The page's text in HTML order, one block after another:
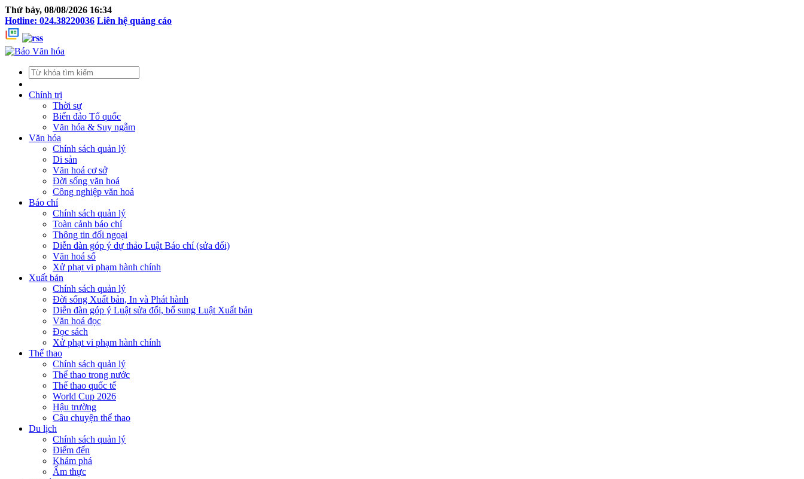
Thứ bảy, 08/08/2026 16:34
Hotline: 024.38220036 Liên hệ quảng cáo
Chính trị
Thời sự
Biển đảo Tổ quốc
Văn hóa & Suy ngẫm
Văn hóa
Chính sách quản lý
Di sản
Văn hoá cơ sở
Đời sống văn hoá
Công nghiệp văn hoá
Báo chí
Chính sách quản lý
Toàn cảnh báo chí
Thông tin đối ngoại
Diễn đàn góp ý dự thảo Luật Báo chí (sửa đổi)
Văn hoá số
Xử phạt vi phạm hành chính
Xuất bản
Chính sách quản lý
Đời sống Xuất bản, In và Phát hành
Diễn đàn góp ý Luật sửa đổi, bổ sung Luật Xuất bản
Văn hoá đọc
Đọc sách
Xử phạt vi phạm hành chính
Thể thao
Chính sách quản lý
Thể thao trong nước
Thể thao quốc tế
World Cup 2026
Hậu trường
Câu chuyện thể thao
Du lịch
Chính sách quản lý
Điểm đến
Khám phá
Ẩm thực